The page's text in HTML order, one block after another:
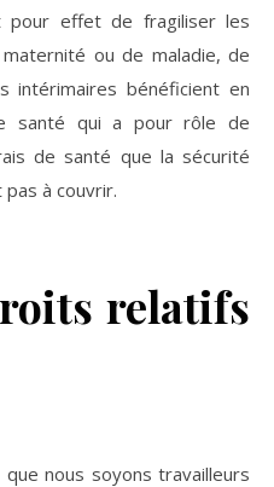
effet de fragiliser les
maternité ou de maladie, de
intérimaires bénéficient en
santé qui a pour rôle de
de santé que la sécurité
pas à couvrir.
relatifs
nous soyons travailleurs